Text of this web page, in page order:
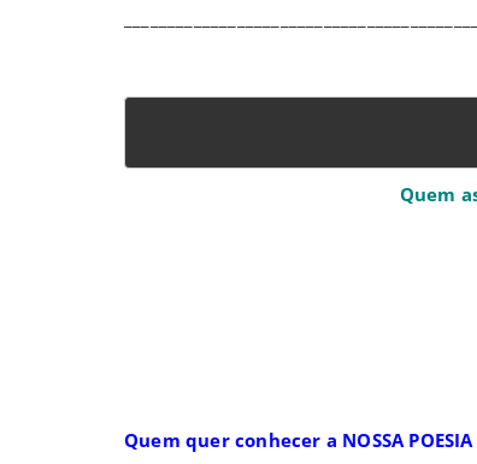
Quem
Quem quer conhecer a NOSSA